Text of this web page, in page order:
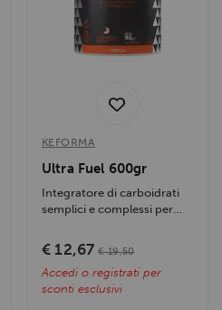
KEFORMA
Ultra Fuel 600gr
Integratore di carboidrati
semplici e complessi per
per...
€ 12,67 € 19,50
Accedi o registrati per
sconti esclusivi